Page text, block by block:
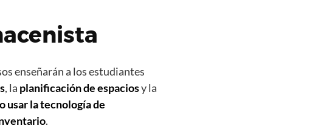
enseñarán a los estudiantes
, la planificación de espaciosy la
usar latecnología de
.